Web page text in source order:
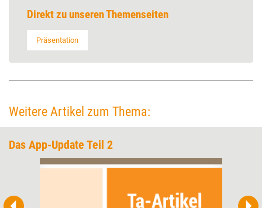
Direkt zu unseren Themenseiten
Präsentation
Weitere Artikel zum Thema:
Das App-Update Teil 2